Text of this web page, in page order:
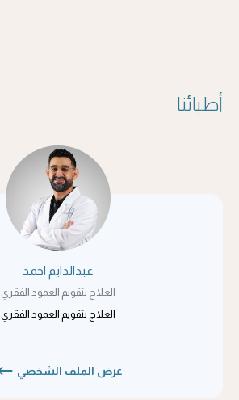
أطبائنا
عبدالدايم احمد
العلاج بتقويم العمود الفقري
العلاج بتقويم العمود الفقري
عرض الملف الشخصي